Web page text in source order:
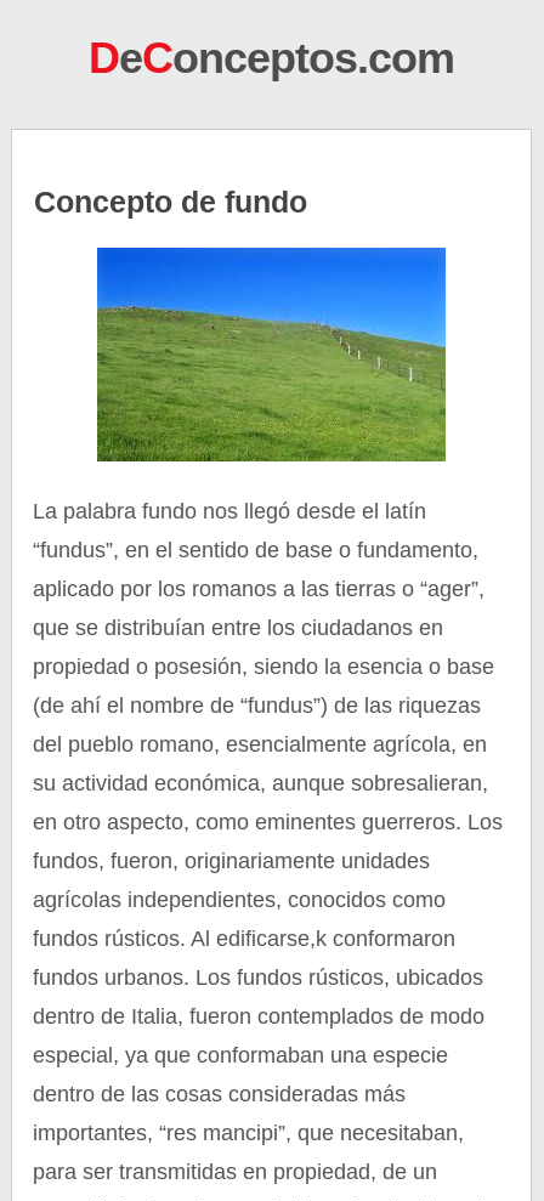
DeConceptos.com
Concepto de fundo
La palabra fundo nos llegó desde el latín
“fundus”, en el sentido de base o fundamento,
aplicado por los romanos a las tierras o “ager”,
que se distribuían entre los ciudadanos en
propiedad o posesión, siendo la esencia o base
(de ahí el nombre de “fundus”) de las riquezas
del pueblo romano, esencialmente agrícola, en
su actividad económica, aunque sobresalieran,
en otro aspecto, como eminentes guerreros. Los
fundos, fueron, originariamente unidades
agrícolas independientes, conocidos como
fundos rústicos. Al edificarse,k conformaron
fundos urbanos. Los fundos rústicos, ubicados
dentro de Italia, fueron contemplados de modo
especial, ya que conformaban una especie
dentro de las cosas consideradas más
importantes, “res mancipi”, que necesitaban,
para ser transmitidas en propiedad, de un